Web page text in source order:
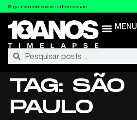
Siga-nos em nossas redes sociais
MENU
TAG: SÃO
PAULO